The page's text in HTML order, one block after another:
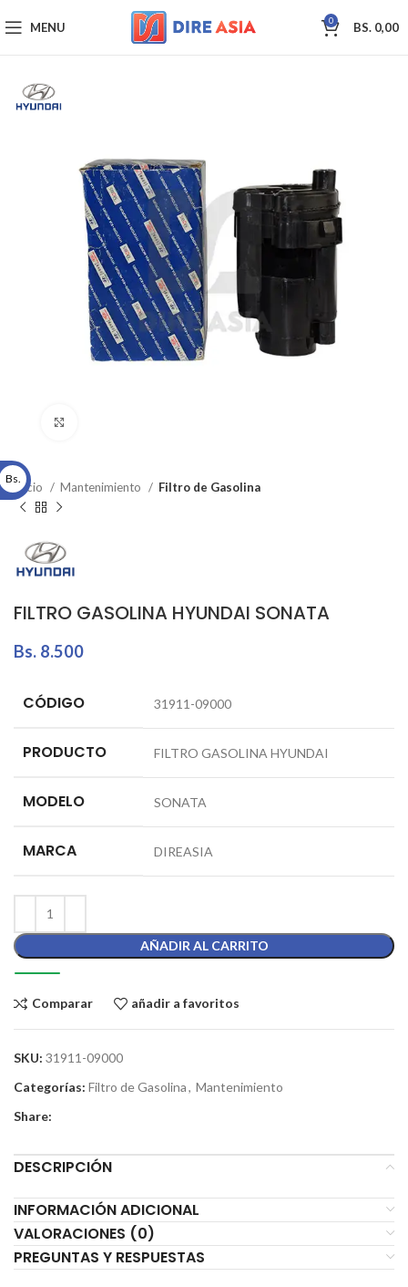
MENU 0 BS. 0,00
Inicio Mantenimiento Filtro de Gasolina
FILTRO GASOLINA HYUNDAI SONATA
Bs. 8.500
CÓDIGO 31911-09000
PRODUCTO FILTRO GASOLINA HYUNDAI
MODELO SONATA
MARCA DIREASIA
AÑADIR AL CARRITO
Comparar añadir a favoritos
SKU: 31911-09000
Categorías: Filtro de Gasolina, Mantenimiento
Share:
DESCRIPCIÓN
INFORMACIÓN ADICIONAL
VALORACIONES (0)
PREGUNTAS Y RESPUESTAS
Bs.